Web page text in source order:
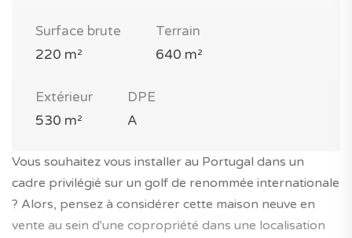
Surface brute
220 m²
Terrain
640 m²
Extérieur
530 m²
DPE
A
Vous souhaitez vous installer au Portugal dans un
cadre privilégié sur un golf de renommée internationale
? Alors, pensez à considérer cette maison neuve en
vente au sein d'une copropriété dans une localisation